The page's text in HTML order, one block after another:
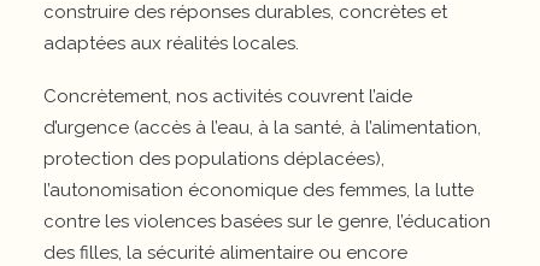
construire des réponses durables, concrètes et
adaptées aux réalités locales.
Concrètement, nos activités couvrent l’aide
d’urgence (accès à l’eau, à la santé, à l’alimentation,
protection des populations déplacées),
l’autonomisation économique des femmes, la lutte
contre les violences basées sur le genre, l’éducation
des filles, la sécurité alimentaire ou encore